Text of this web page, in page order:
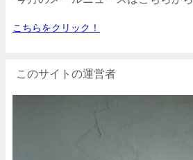
こちらをクリック！
このサイトの運営者